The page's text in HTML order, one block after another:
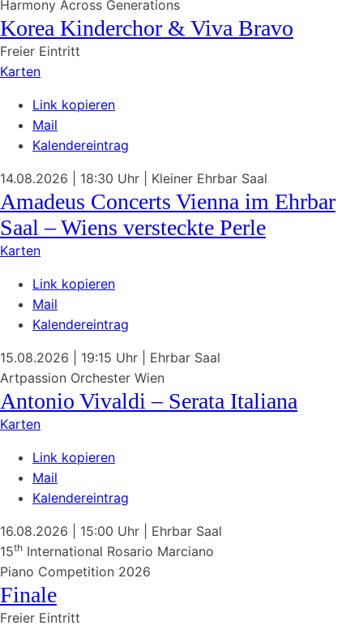
Harmony Across Generations
Korea Kinderchor & Viva Bravo
Freier Eintritt
Karten
Link kopieren
Mail
Kalendereintrag
14.08.2026 | 18:30 Uhr Kleiner Ehrbar Saal
Amadeus Concerts Vienna im Ehrbar
Saal – Wiens versteckte Perle
Karten
Link kopieren
Mail
Kalendereintrag
15.08.2026 | 19:15 Uhr
Ehrbar Saal
Artpassion Orchester Wien
Antonio Vivaldi – Serata Italiana
Karten
Link kopieren
Mail
Kalendereintrag
16.08.2026 | 15:00 Uhr
Ehrbar Saal
15th International Rosario Marciano
Piano Competition 2026
Finale
Freier Eintritt